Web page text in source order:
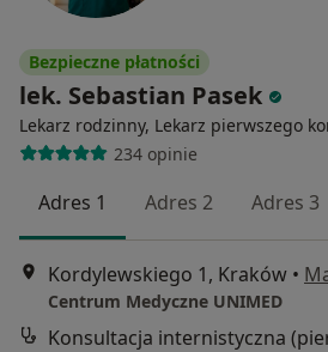
Bezpieczne płatności
lek. Sebastian Pasek
Lekarz rodzinny, Lekarz pierwszego
234 opinie
Adres 1 Adres 2 Adres 3
Kordylewskiego 1, Kraków •
Centrum Medyczne UNIMED
Konsultacja internistyczna